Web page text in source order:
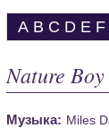
A B C D E F
Nature Boy
Музыка: Miles